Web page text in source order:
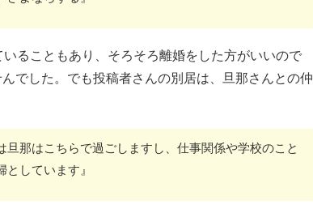
ることもあり、そろそろ離婚をした方がいいので
でした。でも投稿者さんの別居は、旦那さんとの仲
旦那はこちらで過ごしますし、仕事関係や学校のこと
しています』